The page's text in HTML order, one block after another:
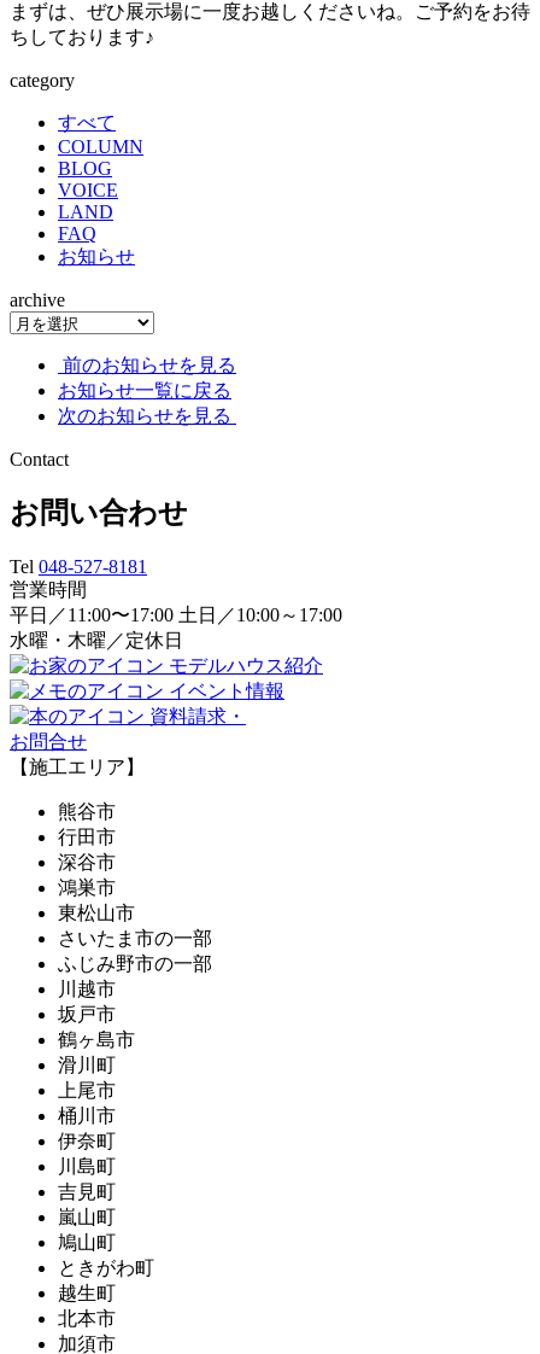
まずは、ぜひ展示場に一度お越しくださいね。ご予約をお待
ちしております♪
category
すべて
COLUMN
BLOG
VOICE
LAND
FAQ
お知らせ
archive
前のお知らせを見る
お知らせ一覧に戻る
次のお知らせを見る
Contact
お問い合わせ
Tel 048-527-8181
営業時間
平日／11:00〜17:00 土日／10:00～17:00
水曜・木曜／定休日
モデルハウス紹介
イベント情報
資料請求・
お問合せ
【施工エリア】
熊谷市
行田市
深谷市
鴻巣市
東松山市
さいたま市の一部
ふじみ野市の一部
川越市
坂戸市
鶴ヶ島市
滑川町
上尾市
桶川市
伊奈町
川島町
吉見町
嵐山町
鳩山町
ときがわ町
越生町
北本市
加須市